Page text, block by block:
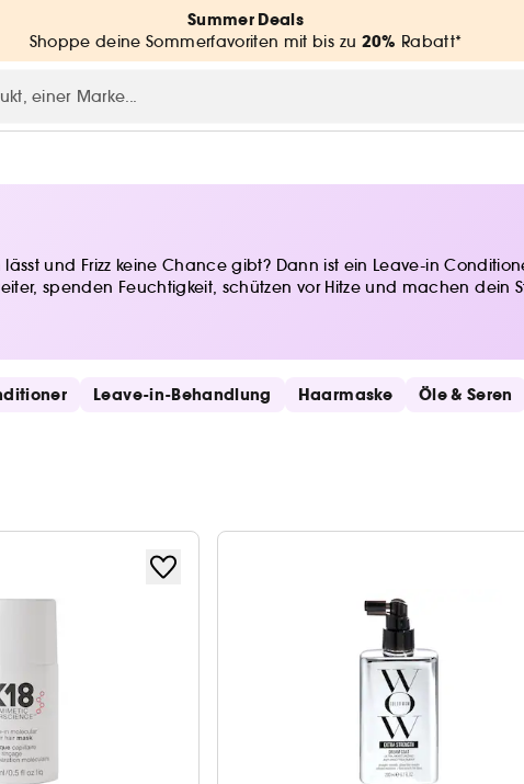
Summer Deals
Shoppe deine Sommerfavoriten mit bis zu 20% Rabatt*
und Frizz keine Chance gibt? Dann ist ein Leave-in
spenden Feuchtigkeit, schützen vor Hitze und machen dein
Leave-in-Behandlung Haarmaske Öle & Seren